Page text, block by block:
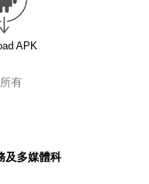
APK
有
及多媒體科